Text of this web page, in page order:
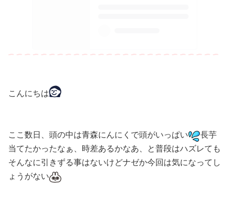
こんにちは
ここ数日、頭の中は青森にんにくで頭がいっぱい
長芋
当てたかったなぁ、時差あるかなあ、と普段はハズレても
そんなに引きずる事はないけどナゼか今回は気になってし
ょうがない